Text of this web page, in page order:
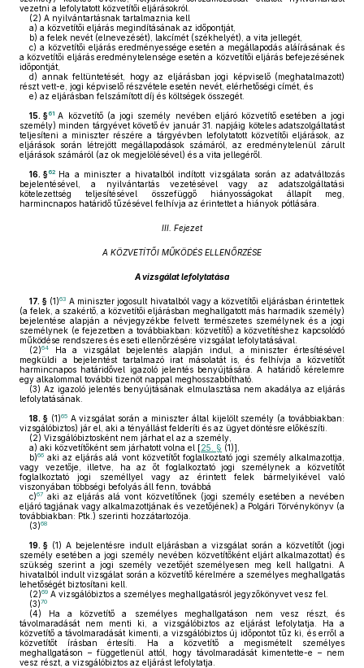
vezetni a lefolytatott közvetítői eljárásokról.
(2) A nyilvántartásnak tartalmaznia kell
a) a közvetítői eljárás megindításának az időpontját,
b) a felek nevét (elnevezését), lakcímét (székhelyét), a vita jellegét,
c) a közvetítői eljárás eredményessége esetén a megállapodás aláírásának és
a közvetítői eljárás eredménytelensége esetén a közvetítői eljárás befejezésének
időpontját,
d) annak feltüntetését, hogy az eljárásban jogi képviselő (meghatalmazott)
részt vett-e, jogi képviselő részvétele esetén nevét, elérhetőségi címét, és
e) az eljárásban felszámított díj és költségek összegét.
15. §61 A közvetítő (a jogi személy nevében eljáró közvetítő esetében a jogi
személy) minden tárgyévet követő év január 31. napjáig köteles adatszolgáltatást
teljesíteni a miniszter részére a tárgyévben lefolytatott közvetítői eljárások, az
eljárások során létrejött megállapodások számáról, az eredménytelenül zárult
eljárások számáról (az ok megjelölésével) és a vita jellegéről.
16. §62 Ha a miniszter a hivatalból indított vizsgálata során az adatváltozás
bejelentésével, a nyilvántartás vezetésével vagy az adatszolgáltatási
kötelezettség teljesítésével összefüggő hiányosságokat állapít meg,
harmincnapos határidő tűzésével felhívja az érintettet a hiányok pótlására.
III. Fejezet
A KÖZVETÍTŐI MŰKÖDÉS ELLENŐRZÉSE
A vizsgálat lefolytatása
17. § (1)63 A miniszter jogosult hivatalból vagy a közvetítői eljárásban érintettek
(a felek, a szakértő, a közvetítői eljárásban meghallgatott más harmadik személy)
bejelentése alapján a névjegyzékbe felvett természetes személynek és a jogi
személynek (e fejezetben a továbbiakban: közvetítő) a közvetítéshez kapcsolódó
működése rendszeres és eseti ellenőrzésére vizsgálat lefolytatásával.
(2)64
Ha a vizsgálat bejelentés alapján indul, a miniszter értesítésével
megküldi a bejelentést tartalmazó irat másolatát is, és felhívja a közvetítőt
harmincnapos határidővel igazoló jelentés benyújtására. A határidő kérelemre
egy alkalommal további tizenöt nappal meghosszabbítható.
(3) Az igazoló jelentés benyújtásának elmulasztása nem akadálya az eljárás
lefolytatásának.
18. § (1)65A vizsgálat során a miniszter által kijelölt személy (a továbbiakban:
vizsgálóbiztos) jár el, aki a tényállást felderíti és az ügyet döntésre előkészíti.
(2) Vizsgálóbiztosként nem járhat el az a személy,
a) aki közvetítőként sem járhatott volna el [25. § (1)],
b)66 aki az eljárás alá vont közvetítőt foglalkoztató jogi személy alkalmazottja,
vagy vezetője, illetve, ha az őt foglalkoztató jogi személynek a közvetítőt
foglalkoztató jogi személlyel vagy az érintett felek bármelyikével való
viszonyában többségi befolyás áll fenn, továbbá
c)67 aki az eljárás alá vont közvetítőnek (jogi személy esetében a nevében
eljáró tagjának vagy alkalmazottjának és vezetőjének) a Polgári Törvénykönyv (a
továbbiakban: Ptk.) szerinti hozzátartozója.
(3)68
19. § (1) A bejelentésre indult eljárásban a vizsgálat során a közvetítőt (jogi
személy esetében a jogi személy nevében közvetítőként eljárt alkalmazottat) és
szükség szerint a jogi személy vezetőjét személyesen meg kell hallgatni. A
hivatalból indult vizsgálat során a közvetítő kérelmére a személyes meghallgatás
lehetőségét biztosítani kell.
(2)69 A vizsgálóbiztos a személyes meghallgatásról jegyzőkönyvet vesz fel.
(3)70
(4) Ha a közvetítő a személyes meghallgatáson nem vesz részt, és
távolmaradását nem menti ki, a vizsgálóbiztos az eljárást lefolytatja. Ha a
közvetítő a távolmaradását kimenti, a vizsgálóbiztos új időpontot tűz ki, és erről a
közvetítőt írásban értesíti. Ha a közvetítő a megismételt személyes
meghallgatáson – függetlenül attól, hogy távolmaradását kimentette-e – nem
vesz részt, a vizsgálóbiztos az eljárást lefolytatja.